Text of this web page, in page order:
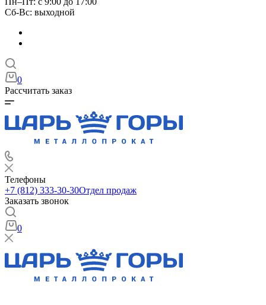
Сб-Вс: выходной
0
Рассчитать заказ
Телефоны
+7 (812) 333-30-30Отдел продаж
Заказать звонок
0